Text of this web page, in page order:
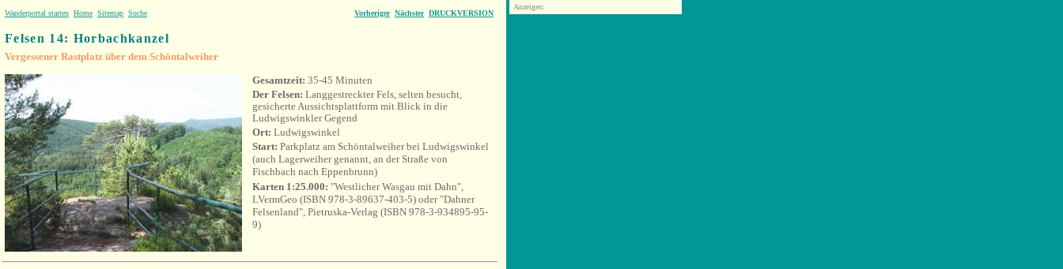
Wanderportal starten Home Sitemap Suche Vorheriger Nächster DRUCKVERSION
Felsen 14: Horbachkanzel
Vergessener Rastplatz über dem Schöntalweiher
Gesamtzeit: 35-45 Minuten
Der Felsen: Langgestreckter Fels, selten besucht,
gesicherte Aussichtsplattform mit Blick in die
Ludwigswinkler Gegend
Ort: Ludwigswinkel
Start: Parkplatz am Schöntalweiher bei Ludwigswinkel
(auch Lagerweiher genannt, an der Straße von
Fischbach nach Eppenbrunn)
Karten 1:25.000: "Westlicher Wasgau mit Dahn",
LVermGeo (ISBN 978-3-89637-403-5) oder "Dahner
Felsenland", Pietruska-Verlag (ISBN 978-3-934895-95-
9)
Anzeigen: